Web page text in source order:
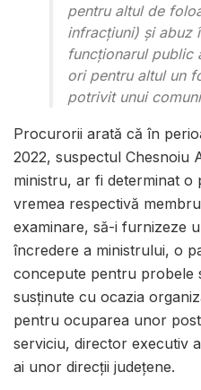
pentru altul de
infracțiuni) și abuz
funcționarul public
ori pentru altul un
potrivit unui
Procurorii arată că în
2022, suspectul Chesnoiu
ministru, ar fi determinat o
vremea respectivă
examinare, să-i furnizeze
încredere a ministrului, o
concepute pentru probele
susținute cu ocazia
pentru ocuparea unor
serviciu, director executiv
ai unor direcții județene.